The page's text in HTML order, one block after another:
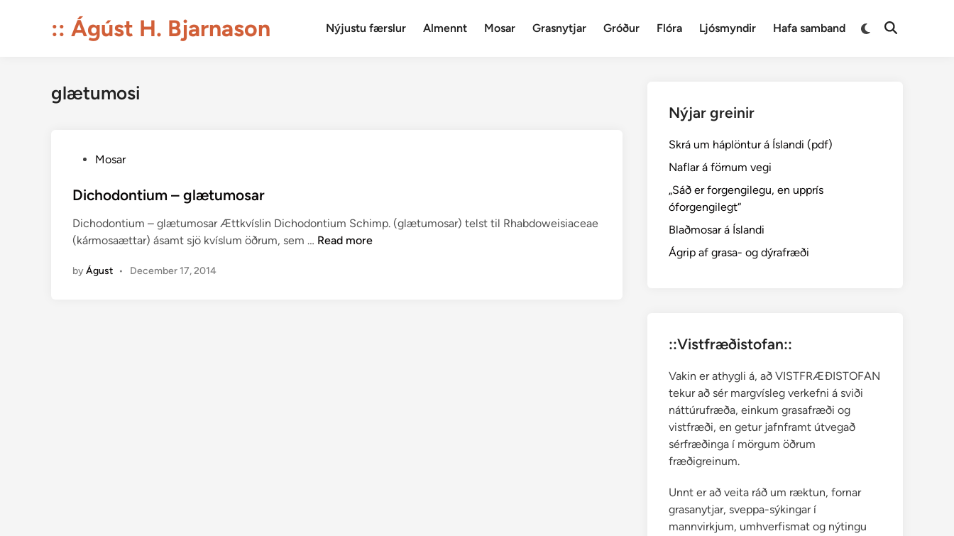
:: Ágúst H. Bjarnason Nýjustu færslur Almennt Mosar Grasnytjar Gróður Flóra Ljósmyndir Hafa samband
Switch
Open
glætumosi
s
e
d
n
Mosar
Dichodontium – glætumosar
Dichodontium – glætumosar Ættkvíslin Dichodontium Schimp. (glætumosar) telst til Rhabdoweisiaceae
(kármosaættar) ásamt sjö kvíslum öðrum, sem … D
Read more
byÁgust • December 17, 2014
Nýjar greinir
Skrá um háplöntur á Íslandi (pdf)
Naflar á förnum vegi
„Sáð er forgengilegu, en upprís
óforgengilegt“
Blaðmosar á Íslandi
Ágrip af grasa- og dýrafræði
::Vistfræðistofan::
Vakin er athygli á, að VISTFRÆÐISTOFAN
tekur að sér margvísleg verkefni á sviði
náttúrufræða, einkum grasafræði og
vistfræði, en getur jafnframt útvegað
sérfræðinga í mörgum öðrum
fræðigreinum.
Unnt er að veita ráð um ræktun, fornar
grasanytjar, sveppa-sýkingar í
mannvirkjum, umhverfismat og nýtingu